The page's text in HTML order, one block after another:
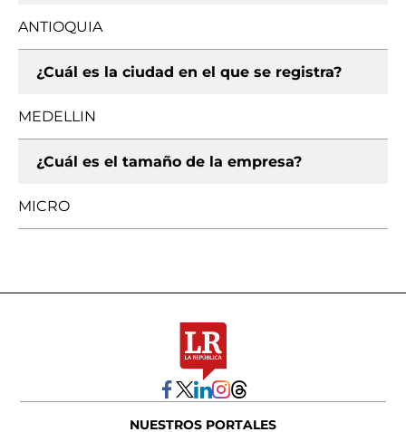
ANTIOQUIA
¿Cuál es la ciudad en el que se registra?
MEDELLIN
¿Cuál es el tamaño de la empresa?
MICRO
NUESTROS PORTALES